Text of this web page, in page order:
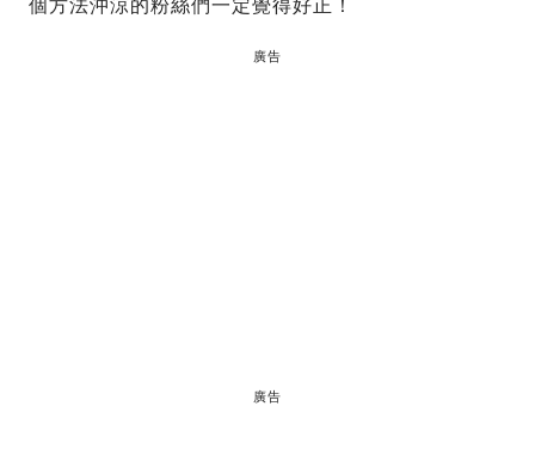
個方法沖涼的粉絲們一定覺得好正！
廣告
廣告